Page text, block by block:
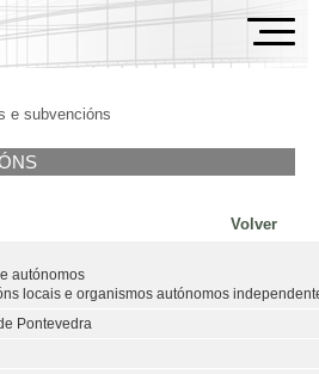
e subvencións
Volver
autónomos
locais e organismos autónomos
Pontevedra